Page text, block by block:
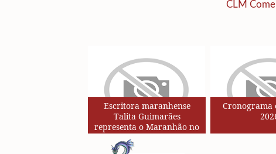
CLM
Escritora maranhense
Talita Guimarães
representa o Maranhão no
Circuito de Autores da Rede
SESC de Leituras
Cronograma